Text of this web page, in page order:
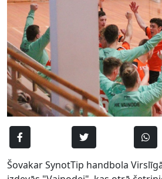
Šovakar SynotTip handbola